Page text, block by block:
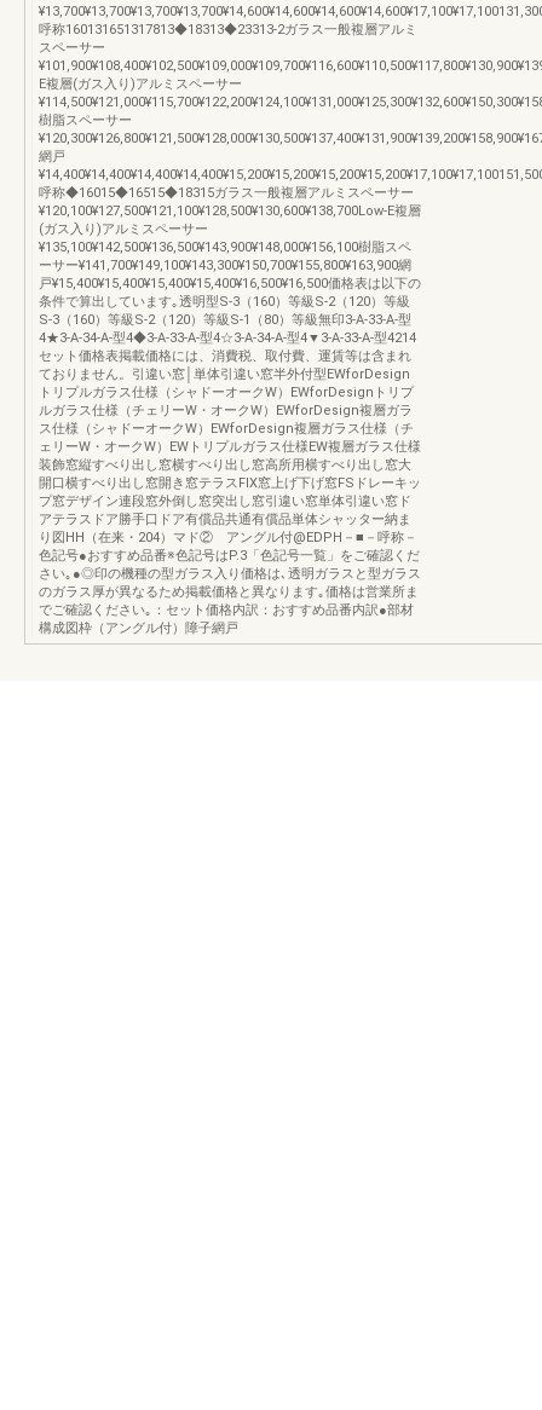
呼称160131651317813◆18313◆23313-2ガラス一般複層アルミ
スペーサー
E複層(ガス入り)アルミスペーサー
樹脂スペーサー
網戸
呼称◆16015◆16515◆18315ガラス一般複層アルミスペーサー
¥120,100¥127,500¥121,100¥128,500¥130,600¥138,700Low-E複層
(ガス入り)アルミスペーサー
¥135,100¥142,500¥136,500¥143,900¥148,000¥156,100樹脂スペ
ーサー¥141,700¥149,100¥143,300¥150,700¥155,800¥163,900網
戸¥15,400¥15,400¥15,400¥15,400¥16,500¥16,500価格表は以下の
条件で算出しています｡透明型S-3（160）等級S-2（120）等級
S-3（160）等級S-2（120）等級S-1（80）等級無印3-A-33-A-型
4★3-A-34-A-型4◆3-A-33-A-型4☆3-A-34-A-型4▼3-A-33-A-型4214
セット価格表掲載価格には、消費税、取付費、運賃等は含まれ
ておりません。引違い窓│単体引違い窓半外付型EWforDesign
トリプルガラス仕様（シャドーオークW）EWforDesignトリプ
ルガラス仕様（チェリーW・オークW）EWforDesign複層ガラ
ス仕様（シャドーオークW）EWforDesign複層ガラス仕様（チ
ェリーW・オークW）EWトリプルガラス仕様EW複層ガラス仕様
装飾窓縦すべり出し窓横すべり出し窓高所用横すべり出し窓大
開口横すべり出し窓開き窓テラスFIX窓上げ下げ窓FSドレーキッ
プ窓デザイン連段窓外倒し窓突出し窓引違い窓単体引違い窓ド
アテラスドア勝手口ドア有償品共通有償品単体シャッター納ま
り図HH（在来・204）マド② アングル付@EDPH－■－呼称－
色記号●おすすめ品番※色記号はP.3「色記号一覧」をご確認くだ
さい｡●◎印の機種の型ガラス入り価格は､透明ガラスと型ガラス
のガラス厚が異なるため掲載価格と異なります｡価格は営業所ま
でご確認ください｡：セット価格内訳：おすすめ品番内訳●部材
構成図枠（アングル付）障子網戸